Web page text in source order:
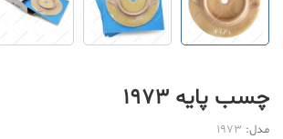
چسب پایه 1973
مدل: 1973